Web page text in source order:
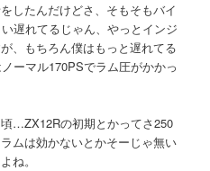
したんだけどさ、そもそもバイ
遅れてるじゃん、やっとインジ
、もちろん僕はもっと遅れてる
ーマル170PSでラム圧がかかっ
…ZX12Rの初期とかってさ250
ムは効かないとかそーじゃ無い
ね。